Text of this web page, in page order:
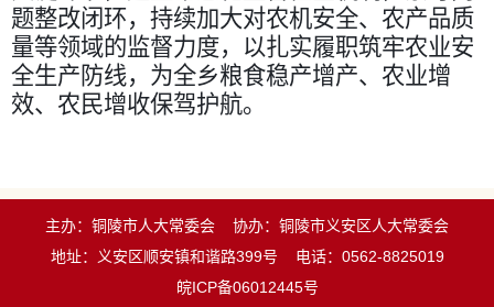
题整改闭环，持续加大对农机安全、农产品质
量等领域的监督力度，以扎实履职筑牢农业安
全生产防线，为全乡粮食稳产增产、农业增
效、农民增收保驾护航。
主办：铜陵市人大常委会
协办：铜陵市义安区人大常委会
地址：义安区顺安镇和谐路399号
电话：0562-8825019
皖ICP备06012445号